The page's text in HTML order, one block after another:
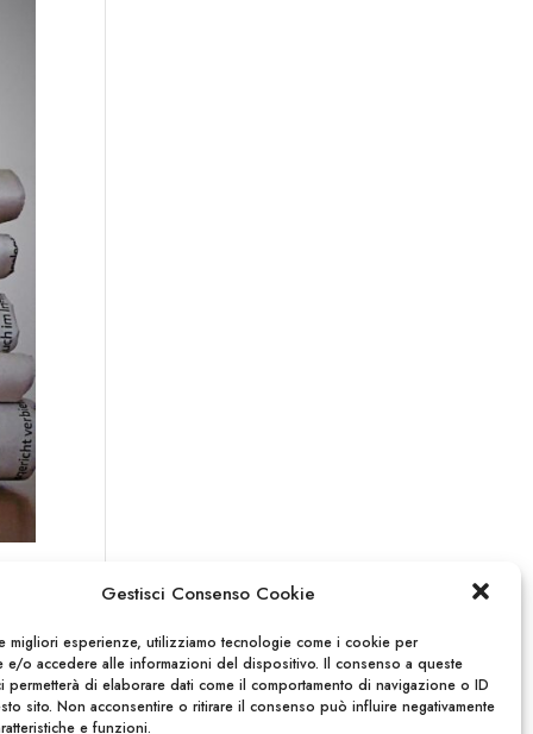
Gestisci Consenso Cookie
migliori esperienze, utilizziamo tecnologie come i cookie per
e/o accedere alle informazioni del dispositivo. Il consenso a queste
permetterà di elaborare dati come il comportamento di navigazione o ID
sito. Non acconsentire o ritirare il consenso può influire negativamente
e funzioni.